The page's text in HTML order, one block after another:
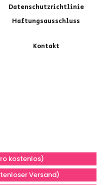
Datenschutzrichtlinie
Haftungsausschluss
Kontakt
kostenlos)
Versand)